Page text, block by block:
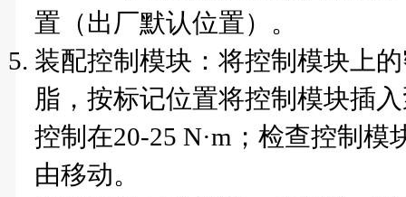
置（出厂默认位置）。
装配控制模块：将控制模块上
脂，按标记位置将控制模块插
控制在20-25 N·m；检查控制
由移动。